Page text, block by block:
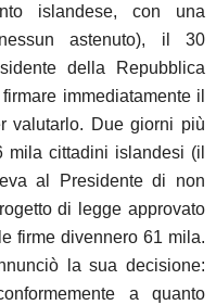
islandese, con una
astenuto), il 30
della Repubblica
immediatamente il
valutarlo. Due giorni più
cittadini islandesi (il
al Presidente di non
di legge approvato
firme divennero 61 mila.
la sua decisione:
a quanto